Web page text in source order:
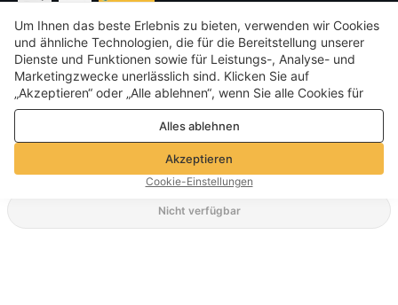
Nicht verfügbar
€ EUR Germany
©2026 Voghion
Terms & amp; Bedingungen
Datenschutz- und Cookie-Richtlinie
Community-Richtlinien
Um Ihnen das beste Erlebnis zu bieten, verwenden wir Cookies
und ähnliche Technologien, die für die Bereitstellung unserer
Dienste und Funktionen sowie für Leistungs-, Analyse- und
Marketingzwecke unerlässlich sind. Klicken Sie auf
„Akzeptieren“ oder „Alle ablehnen“, wenn Sie alle Cookies für
Leistungs-, Analyse- und Marketingzwecke zulassen oder
ablehnen möchten. Weitere Informationen finden Sie in unserer
Datenschutz- und Cookie-Richtlinie
Alles ablehnen
Akzeptieren
Cookie-Einstellungen